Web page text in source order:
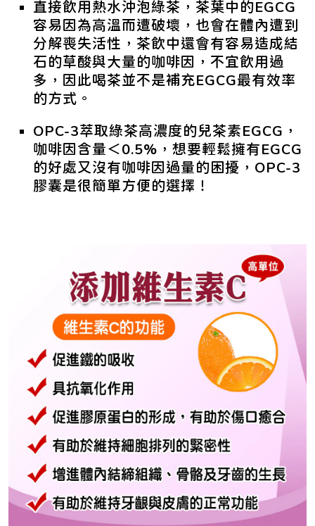
直接飲用熱水沖泡綠茶，茶葉中的EGCG
容易因為高溫而遭破壞，也會在體內遭到
分解喪失活性，茶飲中還會有容易造成結
石的草酸與大量的咖啡因，不宜飲用過
多，因此喝茶並不是補充EGCG最有效率
的方式。
OPC-3萃取綠茶高濃度的兒茶素EGCG，
咖啡因含量＜0.5%，想要輕鬆擁有EGCG
的好處又沒有咖啡因過量的困擾，OPC-3
膠囊是很簡單方便的選擇！